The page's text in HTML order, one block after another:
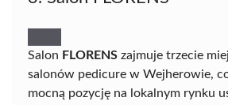
Salon FLORENS zajmuje trzecie
salonów pedicure w Wejherowie,
mocną pozycję na lokalnym rynku